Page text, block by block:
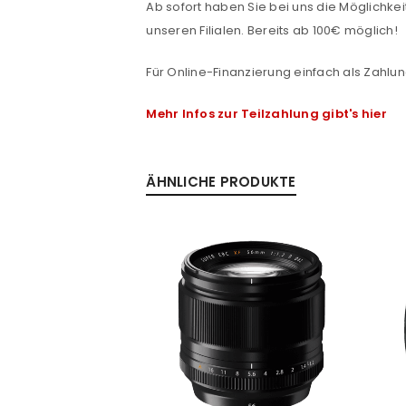
Passwort*
Ab sofort haben Sie bei uns die
unseren Filialen. Bereits ab 100€ möglich!
Für Online-Finanzierung einfach als
Mehr Infos zur Teilzahlung gibt's hier
ÄHNLICHE PRODUKTE